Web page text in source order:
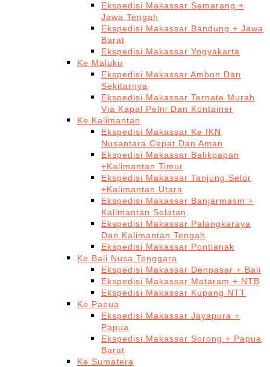
Ekspedisi Makassar Semarang +
Jawa Tengah
Ekspedisi Makassar Bandung + Jawa
Barat
Ekspedisi Makassar Yogyakarta
Ke Maluku
Ekspedisi Makassar Ambon Dan
Sekitarnya
Ekspedisi Makassar Ternate Murah
Via Kapal Pelni Dan Kontainer
Ke Kalimantan
Ekspedisi Makassar Ke IKN
Nusantara Cepat Dan Aman
Ekspedisi Makassar Balikpapan
+Kalimantan Timur
Ekspedisi Makassar Tanjung Selor
+Kalimantan Utara
Ekspedisi Makassar Banjarmasin +
Kalimantan Selatan
Ekspedisi Makassar Palangkaraya
Dan Kalimantan Tengah
Ekspedisi Makassar Pontianak
Ke Bali Nusa Tenggara
Ekspedisi Makassar Denpasar + Bali
Ekspedisi Makassar Mataram + NTB
Ekspedisi Makassar Kupang NTT
Ke Papua
Ekspedisi Makassar Jayapura +
Papua
Ekspedisi Makassar Sorong + Papua
Barat
Ke Sumatera